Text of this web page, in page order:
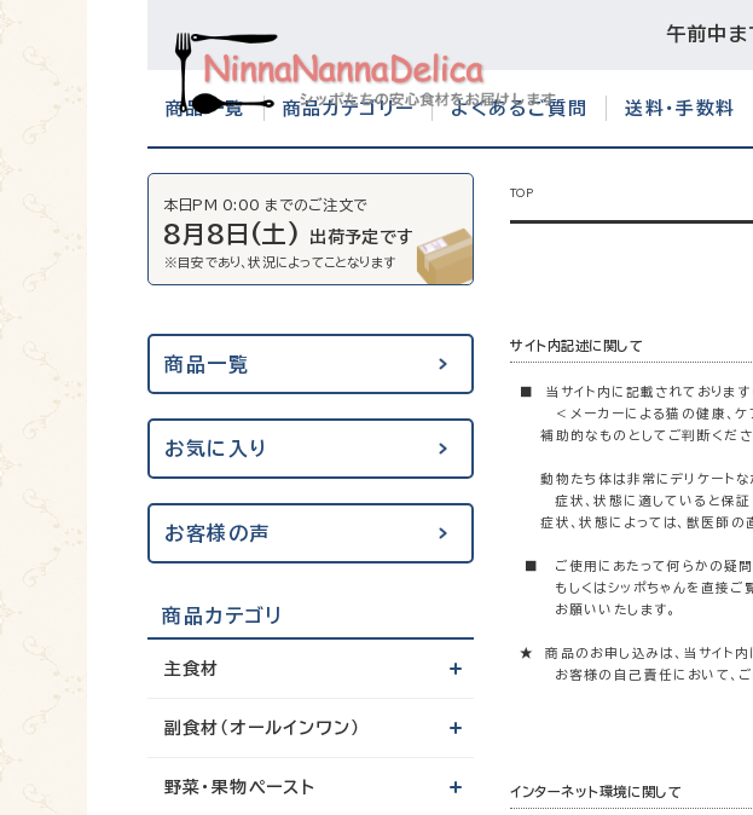
午前中
商品一覧 商品カテゴリー よくあるご質問 送料・手数料
TOP
サイト内記述に関して
■ 当サイト内に記載されております
＜メーカーによる猫の健康、ケア面
補助的なものとしてご判断くださ
動物たち体は非常にデリケートなた
症状、状態に適していると保証す
症状、状態によっては、獣医師の
■ ご使用にあたって何らかの疑問
もしくはシッポちゃんを直接ご覧
お願いいたします。
★ 商品のお申し込みは、当サイト内
お客様の自己責任において、ご判
インターネット環境に関して
本日PM 0:00 までのご注文で
8月8日(土) 出荷予定です
商品一覧
お気に入り
お客様の声
商品カテゴリ
主食材
副食材（オールインワン）
野菜・果物ペースト